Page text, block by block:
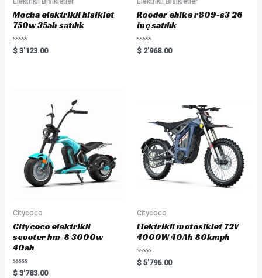
Mocha elektrikli bisiklet
750w 35ah satılık
R
a
$ 3'123.00
Rooder ebike r809-s3 26
inç satılık
R
a
$ 2'968.00
Citycoco
Citycoco elektrikli
scooter hm-8 3000w
40ah
R
$ 3'783.00
Citycoco
Elektrikli motosiklet 72V
4000W 40Ah 80kmph
R
a
$ 5'796.00